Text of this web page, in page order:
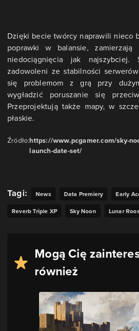
Dzięki becie twórcy naprawili nieco
poprawki w balansie, zamierzają
niedociągnięcia jak
zadowoleni ze stabilności
się problemom z grą przy
wygładzić poruszanie się
Przeprojektują także mapy, w
płaskie.
Źródło:https://www.pcgamer.com/sky-
launch-date-set/
Tagi: News Data Premiery
Early
Reverb Triple XP
Sky Noon Lunar
Mogą Cię
również